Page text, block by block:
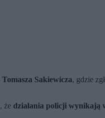
Sakiewicza, gdzie
że działania policji wynikają